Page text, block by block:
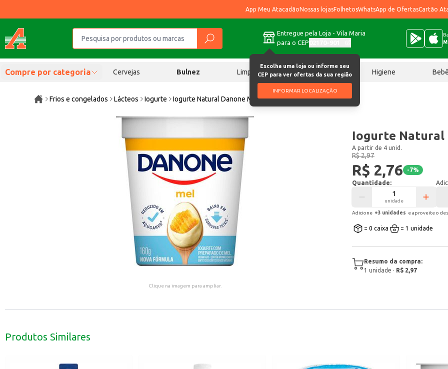
App Meu AtacadãoNossas lojasFolhetosWhatsApp de OfertasCartão
Entregue pela Loja - Vila Maria
para o CEP
Escolha uma loja ou informe seu
CEP para ver ofertas da sua região
INFORMAR LOCALIZAÇÃO
Compre por categoria Cervejas Bulnez Limpeza Chocolates Higiene
Frios e congelados Lácteos Iogurte Iogurte Natural Danone Mel 160g
Clique na imagem para ampliar.
Iogurte Natural
A partir de 4 unid.
R$ 2,97
R$ 2,76 -7%
Quantidade:
unidade
Adicione +3 unidades e aproveite o
= 0 caixa = 1 unidade
Resumo da compra:
1 unidade · R$ 2,97
Produtos Similares